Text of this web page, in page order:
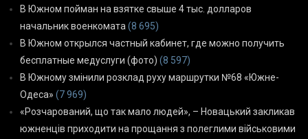
В Южном пойман на взятке свыше 4 тыс. долларов
начальник военкомата (8 695)
В Южном открылся частный кабинет, где можно получить
бесплатные медуслуги (фото) (8 597)
В Южному змінили розклад руху маршрутки №68 «Южне-
Одеса» (7 969)
«Розчарований, що так мало людей», – Новацький закликав
южненців приходити на прощання з полеглими військовими